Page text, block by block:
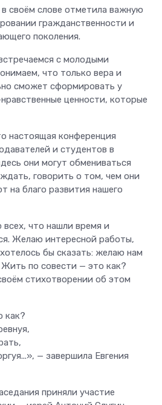
своём слове отметила важную
гражданственности и
поколения.
с молодыми
что только вера и
сможет сформировать у
ценности, которые
настоящая конференция
и студентов в
они могут обмениваться
говорить о том, чем они
на благо развития нашего
что нашли время и
Желаю интересной работы,
бы сказать: желаю нам
по совести — это как?
стихотворении об этом
как?
— завершила Евгения
приняли участие